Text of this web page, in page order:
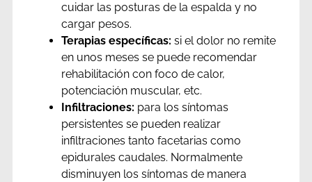
cuidar las posturas de la espalda y no
cargar pesos.
Terapias específicas: si el dolor no remite
en unos meses se puede recomendar
rehabilitación con foco de calor,
potenciación muscular, etc.
Infiltraciones: para los síntomas
persistentes se pueden realizar
infiltraciones tanto facetarias como
epidurales caudales. Normalmente
disminuyen los síntomas de manera